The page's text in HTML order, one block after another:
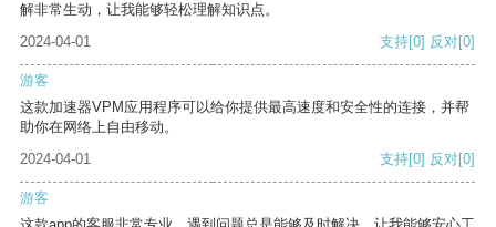
解非常生动，让我能够轻松理解知识点。
2024-04-01
支持[0] 反对[0]
游客
这款加速器VPM应用程序可以给你提供最高速度和安全性的连接，并帮
助你在网络上自由移动。
2024-04-01
支持[0] 反对[0]
游客